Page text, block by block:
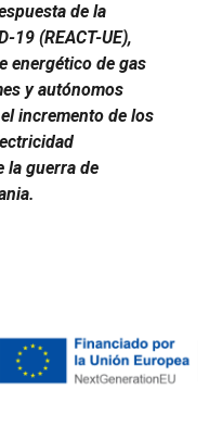
de la
19 (REACT-UE),
energético de gas
y autónomos
incremento de los
la guerra de